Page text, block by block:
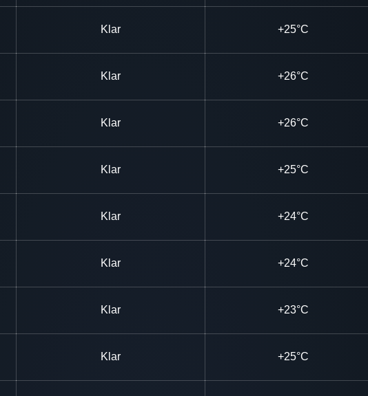
Klar +25°C
Klar +26°C
Klar +26°C
Klar +25°C
Klar +24°C
Klar +24°C
Klar +23°C
Klar +25°C